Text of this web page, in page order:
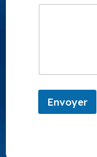
Envoyer